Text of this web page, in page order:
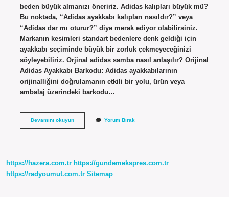
beden büyük almanızı öneririz. Adidas kalıpları büyük mü?
Bu noktada, “Adidas ayakkabı kalıpları nasıldır?” veya
“Adidas dar mı oturur?” diye merak ediyor olabilirsiniz.
Markanın kesimleri standart bedenlere denk geldiği için
ayakkabı seçiminde büyük bir zorluk çekmeyeceğinizi
söyleyebiliriz. Orjinal adidas samba nasıl anlaşılır? Orijinal
Adidas Ayakkabı Barkodu: Adidas ayakkabılarının
orijinalliğini doğrulamanın etkili bir yolu, ürün veya
ambalaj üzerindeki barkodu…
Devamını okuyunSamba
Yorum Bırak
https://hazera.com.tr https://gundemekspres.com.tr
https://radyoumut.com.tr Sitemap